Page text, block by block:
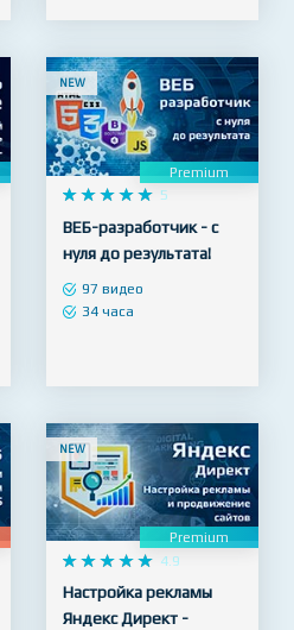
NEW
Premium
    
     5
ВЕБ-разработчик - с
нуля до результата!
97 видео
34 часа
NEW
Premium
    
     4.9
Настройка рекламы
Яндекс Директ -